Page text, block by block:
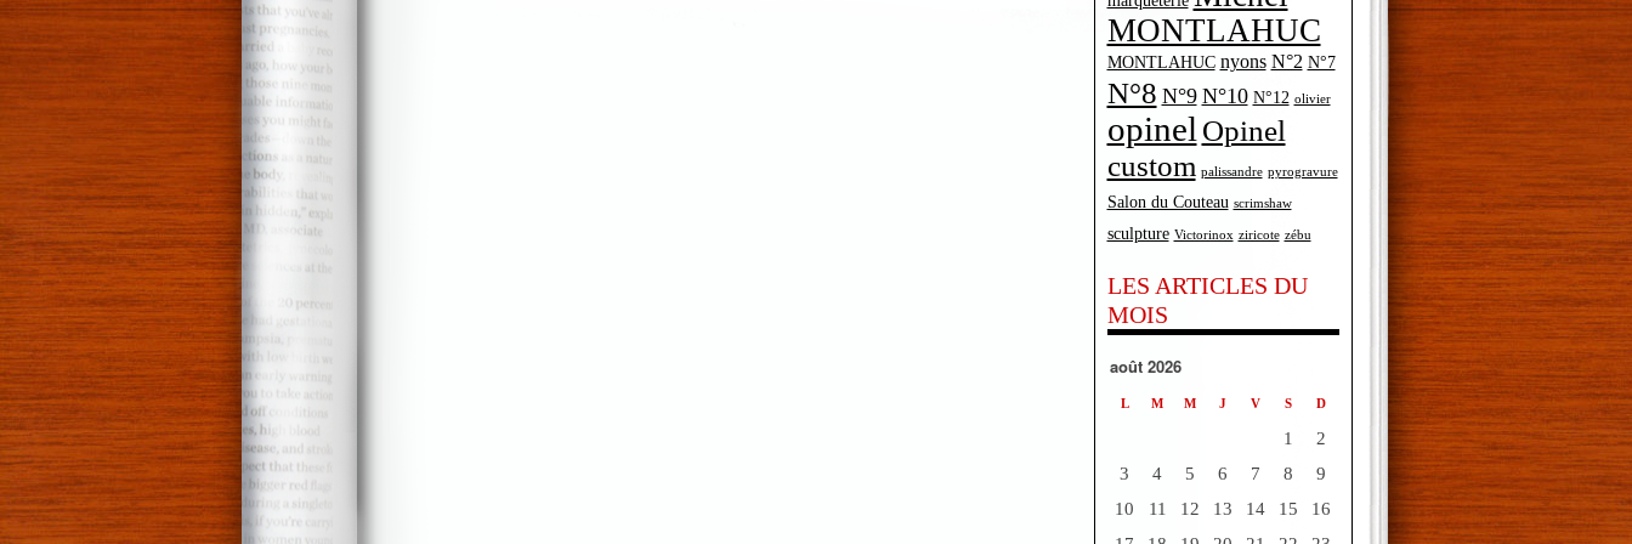
MONTLAHUC
MONTLAHUC nyons N°2 N°7
N°8 N°9 N°10 N°12 olivier
opinel Opinel
custom palissandre pyrogravure
Salon du Couteau scrimshaw
sculpture Victorinox ziricote zébu
LES ARTICLES DU
MOIS
août 2026
L M M J V S D
1
2
3
4 5 6 7 8
9
10
11 12 13 14 15
16